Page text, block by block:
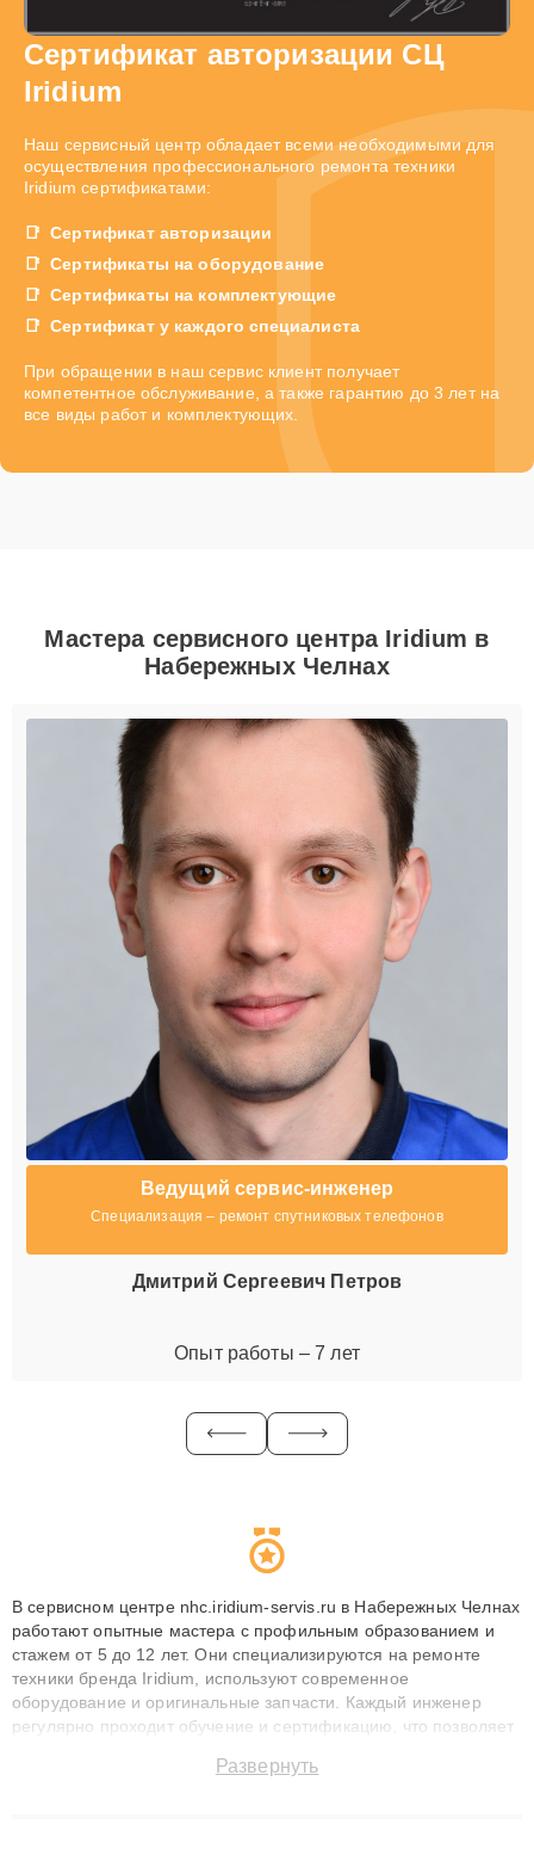
Сертификат авторизации СЦ
Iridium
Наш сервисный центр обладает всеми необходимыми для
осуществления профессионального ремонта техники
Iridium сертификатами:
Сертификат авторизации
Сертификаты на оборудование
Сертификаты на комплектующие
Сертификат у каждого специалиста
При обращении в наш сервис клиент получает
компетентное обслуживание, а также гарантию до 3 лет на
все виды работ и комплектующих.
Мастера сервисного центра Iridium в
Набережных Челнах
Ведущий сервис-инженер
Специализация – ремонт спутниковых телефонов
Дмитрий Сергеевич Петров
Опыт работы – 7 лет
В сервисном центре nhc.iridium-servis.ru в Набережных Челнах
работают опытные мастера с профильным образованием и
стажем от 5 до 12 лет. Они специализируются на ремонте
техники бренда Iridium, используют современное
оборудование и оригинальные запчасти. Каждый инженер
регулярно проходит обучение и сертификацию, что позволяет
технику с сохранением гарантии до 3 лет. Наши мастера
Развернуть